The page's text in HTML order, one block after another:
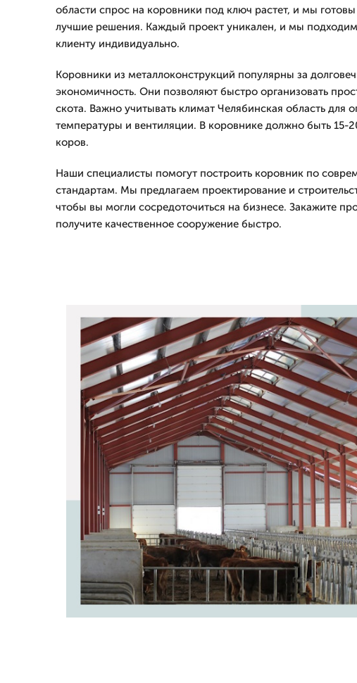
области спрос на коровники под ключ растет, и мы
лучшие решения. Каждый проект уникален, и мы
клиенту индивидуально.
Коровники из металлоконструкций популярны за
экономичность. Они позволяют быстро организовать
скота. Важно учитывать климат Челябинская область для
температуры и вентиляции. В коровнике должно быть 15-
коров.
Наши специалисты помогут построить коровник по
стандартам. Мы предлагаем проектирование и
чтобы вы могли сосредоточиться на бизнесе. Закажите
получите качественное сооружение быстро.